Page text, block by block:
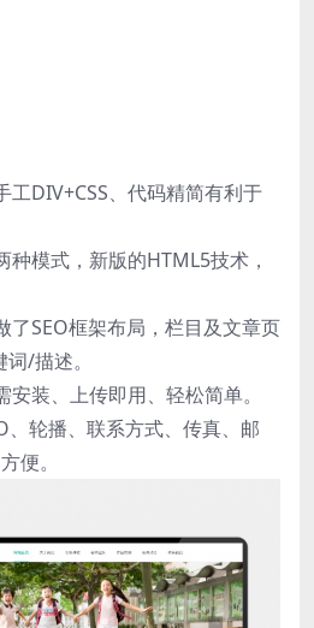
工DIV+CSS、代码精简有利于
模式，新版的HTML5技术，
了SEO框架布局，栏目及文章页
/描述。
装、上传即用、轻松简单。
、轮播、联系方式、传真、邮
便。